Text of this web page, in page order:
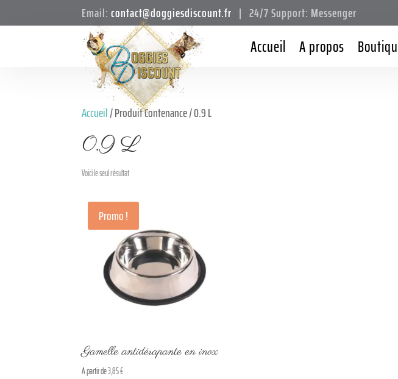
Email:contact@doggiesdiscount.fr | 24/7 Support: Messenger
Accueil A propos
Accueil/ Produit Contenance / 0.9 L
0.9 L
Voici le seul résultat
Promo !
Gamelle antidérapante en inox
A partir de3,85€